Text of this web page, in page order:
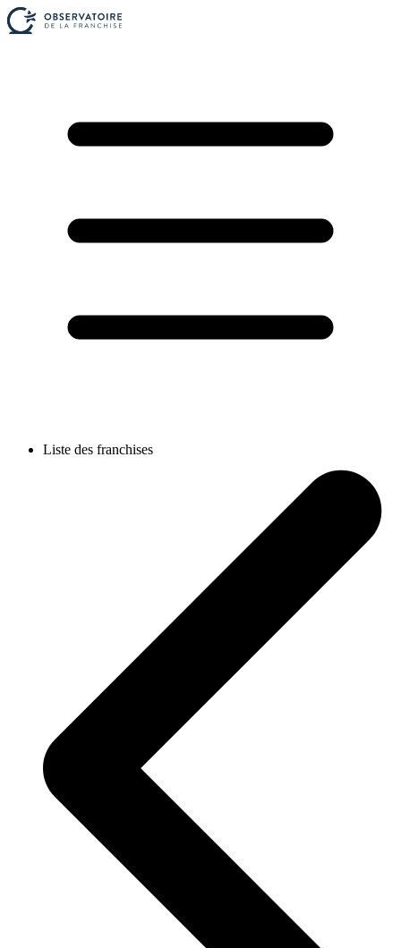
Liste des franchises